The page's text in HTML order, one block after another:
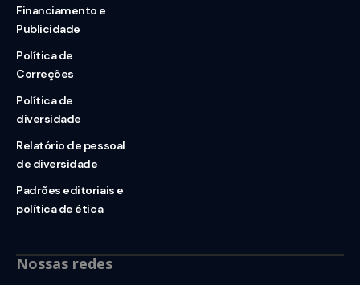
Financiamento e
Publicidade
Política de
Correções
Política de
diversidade
Relatório de pessoal
de diversidade
Padrões editoriais e
política de ética
Nossas redes